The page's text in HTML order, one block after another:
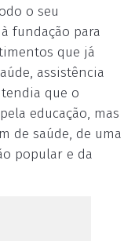
o seu
fundação para
que já
assistência
que o
educação, mas
de saúde, de uma
popular e da